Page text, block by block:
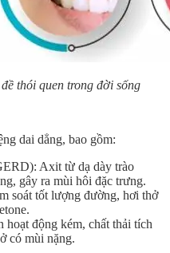
thói quen trong đời sống
dai dẳng, bao gồm:
Axit từ dạ dày trào
gây ra mùi hôi đặc trưng.
soát tốt lượng đường, hơi thở
hoạt động kém, chất thải tích
có mùi nặng.